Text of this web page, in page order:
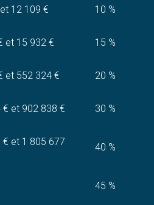
12 109 € 10 %
et 15 932 € 15 %
et 552 324 € 20 %
et 902 838 € 30 %
et 1 805 677
40 %
45 %